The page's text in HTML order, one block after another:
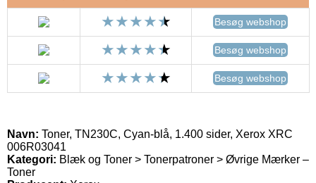
Besøg webshop
Besøg webshop
Besøg webshop
Navn: Toner, TN230C, Cyan-blå, 1.400 sider, Xerox XRC
006R03041
Kategori: Blæk og Toner > Tonerpatroner > Øvrige Mærker –
Toner